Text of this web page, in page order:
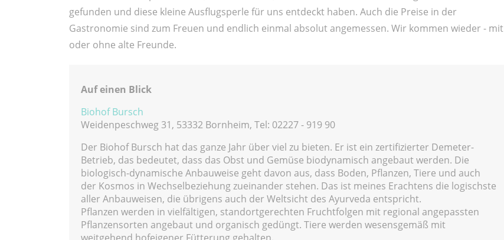
gefunden und diese kleine Ausflugsperle für uns entdeckt haben. Auch die Preise in der
Gastronomie sind zum Freuen und endlich einmal absolut angemessen. Wir kommen wieder - mit
oder ohne alte Freunde.
Auf einen Blick
Biohof Bursch
Weidenpeschweg 31, 53332 Bornheim, Tel: 02227 - 919 90
Der Biohof Bursch hat das ganze Jahr über viel zu bieten. Er ist ein zertifizierter Demeter-
Betrieb, das bedeutet, dass das Obst und Gemüse biodynamisch angebaut werden. Die
biologisch-dynamische Anbauweise geht davon aus, dass Boden, Pflanzen, Tiere und auch
der Kosmos in Wechselbeziehung zueinander stehen. Das ist meines Erachtens die logischste
aller Anbauweisen, die übrigens auch der Weltsicht des Ayurveda entspricht.
Pflanzen werden in vielfältigen, standortgerechten Fruchtfolgen mit regional angepassten
Pflanzensorten angebaut und organisch gedüngt. Tiere werden wesensgemäß mit